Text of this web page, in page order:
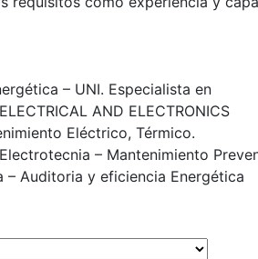
– UNI. Especialista en
AND ELECTRONICS
Eléctrico, Térmico.
– Mantenimiento
– Auditoria y eficiencia Energética